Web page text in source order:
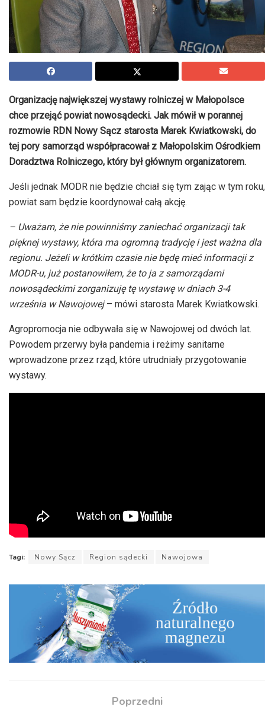
Organizację największej wystawy rolniczej w Małopolsce
chce przejąć powiat nowosądecki. Jak mówił w porannej
rozmowie RDN Nowy Sącz starosta Marek Kwiatkowski, do
tej pory samorząd współpracował z Małopolskim Ośrodkiem
Doradztwa Rolniczego, który był głównym organizatorem.
Jeśli jednak MODR nie będzie chciał się tym zając w tym roku,
powiat sam będzie koordynował całą akcję.
– Uważam, że nie powinniśmy zaniechać organizacji tak
pięknej wystawy, która ma ogromną tradycję i jest ważna dla
regionu. Jeżeli w krótkim czasie nie będę mieć informacji z
MODR-u, już postanowiłem, że to ja z samorządami
nowosądeckimi zorganizuję tę wystawę w dniach 3-4
września w Nawojowej– mówi starosta Marek Kwiatkowski.
Agropromocja nie odbywała się w Nawojowej od dwóch lat.
Powodem przerwy była pandemia i reżimy sanitarne
wprowadzone przez rząd, które utrudniały przygotowanie
wystawy.
Tagi: Nowy Sącz Region sądecki Nawojowa
Poprzedni